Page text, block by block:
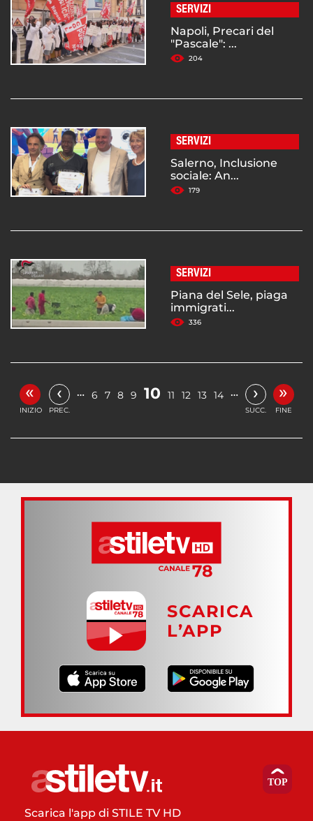
SERVIZI
Napoli, Precari del
"Pascale": ...
204
SERVIZI
Salerno, Inclusione
sociale: An...
179
SERVIZI
Piana del Sele, piaga
immigrati...
336
«
INIZIO
‹
PREC.
… 6 7 8 9 10 11 12 13 14 … ›
SUCC.
»
FINE
SCARICA
L’APP
Scarica l'app di STILE TV HD